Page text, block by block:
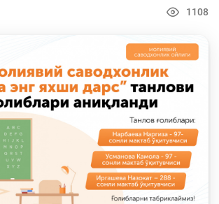
va chempionatlar
seminarlar
1108